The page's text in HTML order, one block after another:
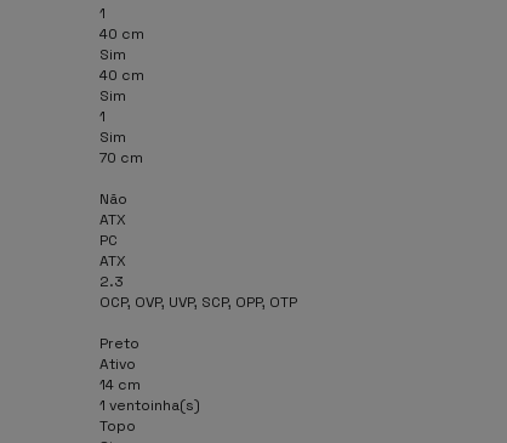
1
40 cm
Sim
40 cm
Sim
1
Sim
70 cm
Não
ATX
PC
ATX
2.3
OCP, OVP, UVP, SCP, OPP, OTP
Preto
Ativo
14 cm
1 ventoinha(s)
Topo